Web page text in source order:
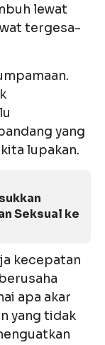
lewat
tergesa-
yang
lupakan.
Seksual ke
kecepatan
apa akar
yang tidak